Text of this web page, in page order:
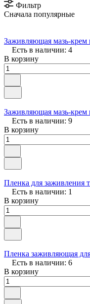
Фильтр
Сначала популярные
Заживляющая мазь-крем
Есть в наличии: 4
В корзину
Заживляющая мазь-крем
Есть в наличии: 9
В корзину
Пленка для заживления
Есть в наличии: 1
В корзину
Пленка заживляющая
Есть в наличии: 6
В корзину